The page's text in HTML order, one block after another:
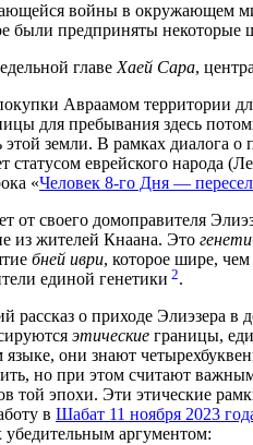
войны в окружающем
были предприняты некоторые
главе Хаей Сара,
Авраамом территории
для пребывания здесь
этой земли. В рамках диалога
статусом еврейского народа
«Человек 8-го Дня —
от своего домоправителя
из жителей Кнаана. Это
бней иври, которое шире,
единой генетики 2.
рассказ о приходе Элиэзера в
этические границы,
они знают
но при этом считают
той эпохи. Эти этические
в Шабат 11 ноября 2023
убедительным аргументом: